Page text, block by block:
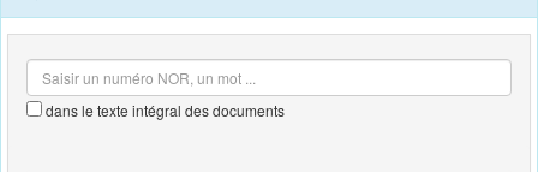
outils
dans le texte intégral des documents